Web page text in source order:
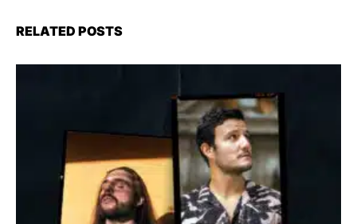
RELATED POSTS